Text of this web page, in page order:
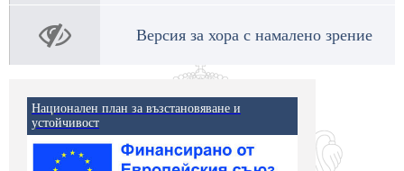
Версия за хора с намалено зрение
Национален план за възстановяване и
устойчивост